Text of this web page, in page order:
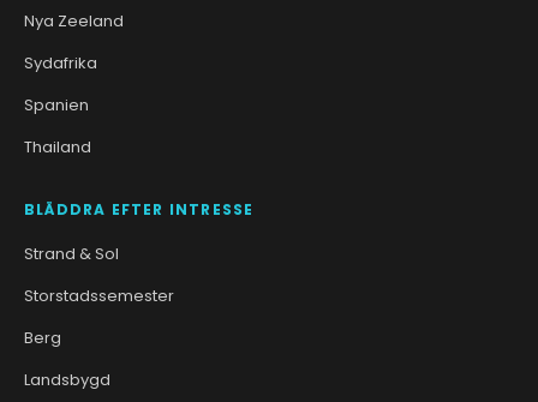
Nya Zeeland
Sydafrika
Spanien
Thailand
BLÄDDRA EFTER INTRESSE
Strand & Sol
Storstadssemester
Berg
Landsbygd